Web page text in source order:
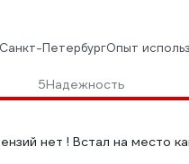
ПетербургОпыт
5Надежность
нет ! Встал на место